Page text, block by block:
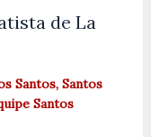
de La
Santos, Santos
Santos